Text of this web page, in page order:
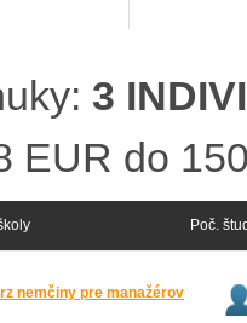
3
EUR do
Poč.
nemčiny pre manažérov